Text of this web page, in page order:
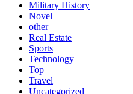
Military History
Novel
other
Real Estate
Sports
Technology
Top
Travel
Uncategorized